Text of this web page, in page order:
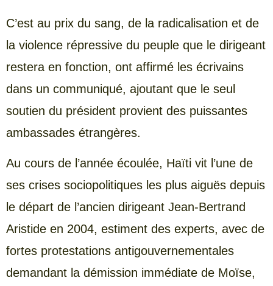
C’est au prix du sang, de la radicalisation et de
la violence répressive du peuple que le dirigeant
restera en fonction, ont affirmé les écrivains
dans un communiqué, ajoutant que le seul
soutien du président provient des puissantes
ambassades étrangères.
Au cours de l’année écoulée, Haïti vit l’une de
ses crises sociopolitiques les plus aiguës depuis
le départ de l’ancien dirigeant Jean-Bertrand
Aristide en 2004, estiment des experts, avec de
fortes protestations antigouvernementales
demandant la démission immédiate de Moïse,